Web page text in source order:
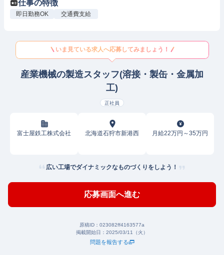
仕事の特徴
即日勤務OK 交通費支給
いま見ている求人へ応募してみましょう！
産業機械の製造スタッフ(溶接・製缶・金属加
工)
正社員
富士屋鉄工株式会社 北海道石狩市新港西 月給22万円～35万円
広い工場でダイナミックなものづくりをしよう！
応募画面へ進む
原稿ID： 023082ff4163577a
掲載開始日： 2025/03/11（火）
問題を報告する